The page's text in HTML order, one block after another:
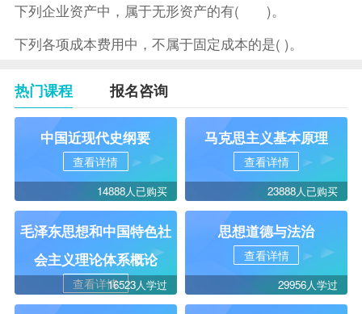
下列企业资产中，属于无形资产的有( )。
下列各项成本费用中，不属于固定成本的是( )。
热门课程 报名咨询
中国近现代史纲要
查看详情
14888人已购买
马克思主义基本原理
查看详情
23888人已购买
毛泽东思想和中国特色社
会主义理论体系概论
查看详情16523人学过
思想道德与法治
查看详情
29956人学过